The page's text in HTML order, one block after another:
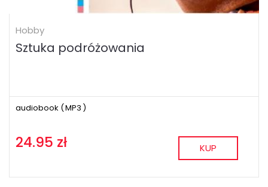
Hobby
Sztuka podróżowania
audiobook (MP3 )
24.95 zł KUP